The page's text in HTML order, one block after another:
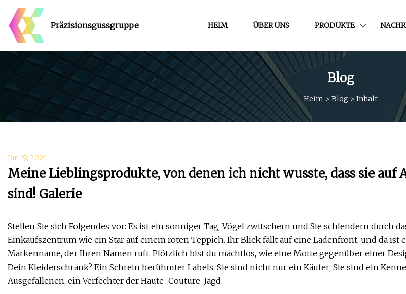
Präzisionsgussgruppe HEIM ÜBER UNS PRODUKTE
Blog
Heim > Blog > Inhalt
Jan 19, 2024
Meine Lieblingsprodukte, von denen ich nicht wusste, dass sie auf
sind! Galerie
Stellen Sie sich Folgendes vor: Es ist ein sonniger Tag, Vögel zwitschern und Sie schlendern durch
Einkaufszentrum wie ein Star auf einem roten Teppich. Ihr Blick fällt auf eine Ladenfront, und da ist
Markenname, der Ihren Namen ruft. Plötzlich bist du machtlos, wie eine Motte gegenüber einer
Dein Kleiderschrank? Ein Schrein berühmter Labels. Sie sind nicht nur ein Käufer; Sie sind ein
Ausgefallenen, ein Verfechter der Haute-Couture-Jagd.